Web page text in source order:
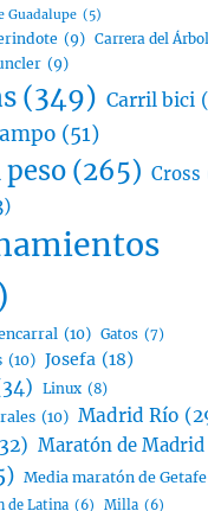
Guadalupe (5)
(9) Carrera del Árbol
(9)
(349) Carril bici
(51)
(265) Cross
(10) Gatos (7)
(10) Josefa (18)
Linux (8)
(10) Madrid Río
Maratón de Madrid
Media maratón de Getafe
de Latina (6) Milla (6)